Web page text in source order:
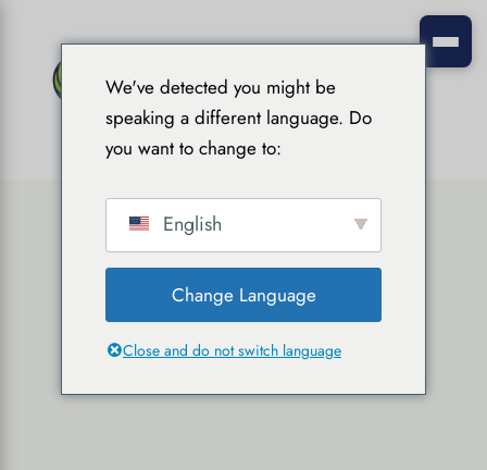
We've detected you might be
speaking a different language. Do
you want to change to:
English
Change Language
Close and do not switch language